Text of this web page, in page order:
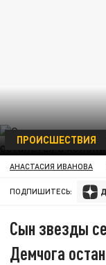
ПРОИСШЕСТВИЯ
АНАСТАСИЯ ИВАНОВА
ПОДПИШИТЕСЬ:
Сын звезды
Демчога